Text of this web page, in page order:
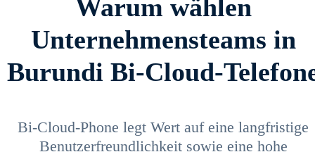
Warum wählen
Unternehmensteams in
Burundi Bi-Cloud-
Bi-Cloud-Phone legt Wert auf eine langfristige
Benutzerfreundlichkeit sowie eine hohe